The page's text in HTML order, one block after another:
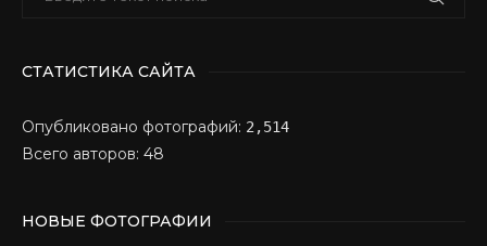
СТАТИСТИКА САЙТА
Опубликовано фотографий: 2,514
Всего авторов: 48
НОВЫЕ ФОТОГРАФИИ